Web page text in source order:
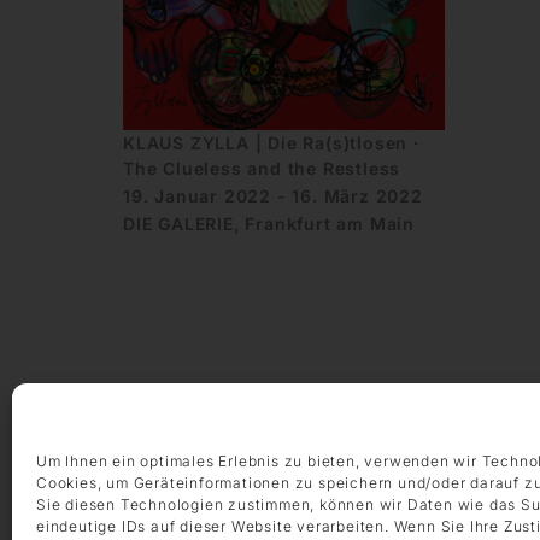
Um Ihnen ein optimales Erlebnis zu bieten, verwenden wir
Cookies, um Geräteinformationen zu speichern und/oder darauf
Sie diesen Technologien zustimmen, können wir Daten wie das
eindeutige IDs auf dieser Website verarbeiten. Wenn Sie Ihre
KLAUS ZYLLA | Die Ra(s)tlosen ∙
The Clueless and the Restless
19. Januar 2022 - 16. März 2022
DIE GALERIE, Frankfurt am Main
Montag – Freitag 9:00 – 18:00 Uhr
Samstag 10:00 – 14:00 Uhr
KONTAKT